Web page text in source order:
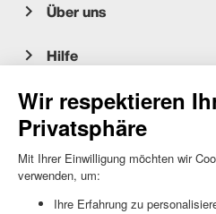
Über uns
Hilfe
Kundenservice
Montag-Freitag 08:00-17:00